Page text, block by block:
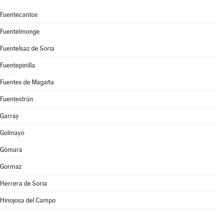
Fuentecantos
Fuentelmonge
Fuentelsaz de Soria
Fuentepinilla
Fuentes de Magaña
Fuentestrún
Garray
Golmayo
Gómara
Gormaz
Herrera de Soria
Hinojosa del Campo